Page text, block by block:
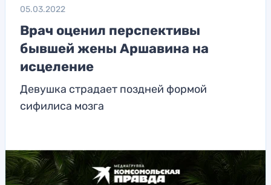
05.03.2022
Врач оценил перспективы
бывшей жены Аршавина на
исцеление
Девушка страдает поздней формой
сифилиса мозга